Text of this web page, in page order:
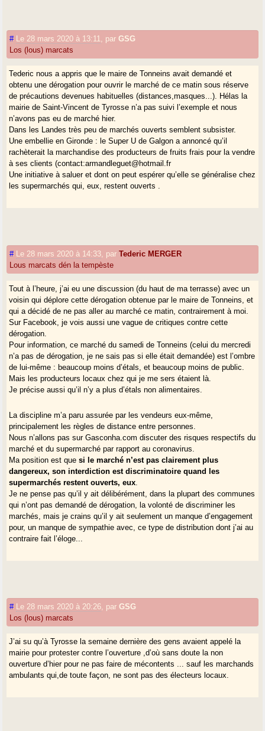
# Le 28 mars 2020 à 13:11 parGSG
Los (lous) marcats
Tederic nous a appris que le maire de Tonneins avait demandé et
obtenu une dérogation pour ouvrir le marché de ce matin sous réserve
de précautions devenues habituelles (distances,masques...). Hélas la
mairie de Saint-Vincent de Tyrosse n’a pas suivi l’exemple et nous
n’avons pas eu de marché hier.
Dans les Landes très peu de marchés ouverts semblent subsister.
Une embellie en Gironde : le Super U de Galgon a annoncé qu’il
rachèterait la marchandise des producteurs de fruits frais pour la vendre
à ses clients (contact:armandleguet@hotmail.fr
Une initiative à saluer et dont on peut espérer qu’elle se généralise chez
les supermarchés qui, eux, restent ouverts .
# Le 28 mars 2020 à 14:33 parTederic MERGER
Lous marcats dén la tempèste
Tout à l’heure, j’ai eu une discussion (du haut de ma terrasse) avec un
voisin qui déplore cette dérogation obtenue par le maire de Tonneins, et
qui a décidé de ne pas aller au marché ce matin, contrairement à moi.
Sur Facebook, je vois aussi une vague de critiques contre cette
dérogation.
Pour information, ce marché du samedi de Tonneins (celui du mercredi
n’a pas de dérogation, je ne sais pas si elle était demandée) est l’ombre
de lui-même : beaucoup moins d’étals, et beaucoup moins de public.
Mais les producteurs locaux chez qui je me sers étaient là.
Je précise aussi qu’il n’y a plus d’étals non alimentaires.
La discipline m’a paru assurée par les vendeurs eux-même,
principalement les règles de distance entre personnes.
Nous n’allons pas sur Gasconha.com discuter des risques respectifs du
marché et du supermarché par rapport au coronavirus.
Ma position est quesi le marché n’est pas clairement plus
dangereux, son interdiction est discriminatoire quand les
supermarchés restent ouverts, eux
Je ne pense pas qu’il y ait délibérément, dans la plupart des communes
qui n’ont pas demandé de dérogation, la volonté de discriminer les
marchés, mais je crains qu’il y ait seulement un manque d’engagement
pour, un manque de sympathie avec, ce type de distribution dont j’ai au
contraire fait l’éloge...
# Le 28 mars 2020 à 20:26 parGSG
Los (lous) marcats
J’ai su qu’à Tyrosse la semaine dernière des gens avaient appelé la
mairie pour protester contre l’ouverture ,d’où sans doute la non
ouverture d’hier pour ne pas faire de mécontents ... sauf les marchands
ambulants qui,de toute façon, ne sont pas des électeurs locaux.